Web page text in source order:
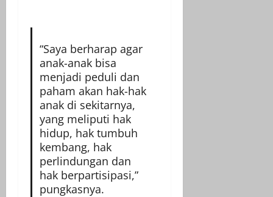
“Saya berharap agar
anak-anak bisa
menjadi peduli dan
paham akan hak-hak
anak di sekitarnya,
yang meliputi hak
hidup, hak tumbuh
kembang, hak
perlindungan dan
hak berpartisipasi,”
pungkasnya.